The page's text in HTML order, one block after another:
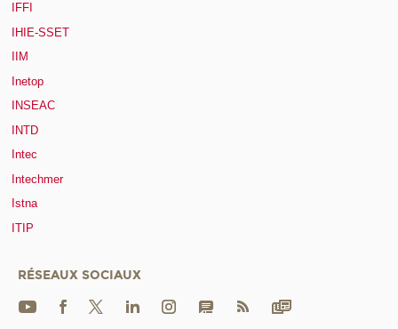
IFFI
IHIE-SSET
IIM
Inetop
INSEAC
INTD
Intec
Intechmer
Istna
ITIP
RÉSEAUX SOCIAUX